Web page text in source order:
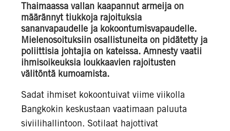
Thaimaassa vallan kaapannut armeija on
määrännyt tiukkoja rajoituksia
sananvapaudelle ja kokoontumisvapaudelle.
Mielenosoituksiin osallistuneita on pidätetty ja
poliittisia johtajia on kateissa. Amnesty vaatii
ihmisoikeuksia loukkaavien rajoitusten
välitöntä kumoamista.
Sadat ihmiset kokoontuivat viime viikolla
Bangkokin keskustaan vaatimaan paluuta
siviilihallintoon. Sotilaat hajottivat